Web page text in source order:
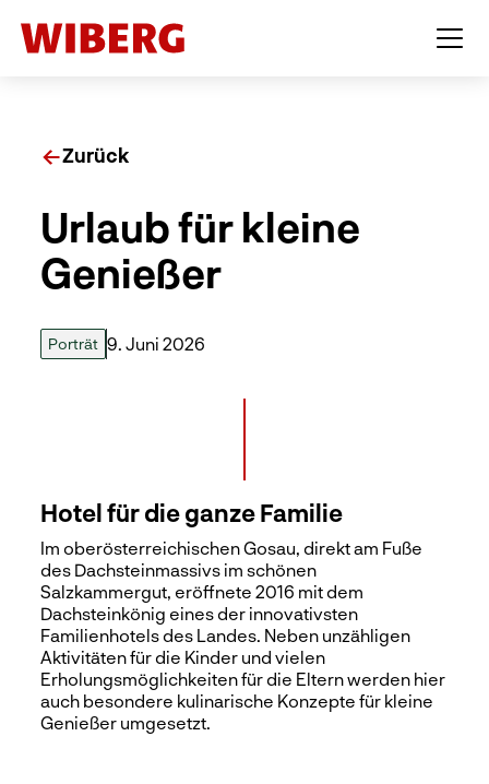
Zurück
Urlaub für kleine
Genießer
Porträt 9. Juni 2026
Hotel für die ganze Familie
Im oberösterreichischen Gosau, direkt am Fuße
des Dachsteinmassivs im schönen
Salzkammergut, eröffnete 2016 mit dem
Dachsteinkönig eines der innovativsten
Familienhotels des Landes. Neben unzähligen
Aktivitäten für die Kinder und vielen
Erholungsmöglichkeiten für die Eltern werden hier
auch besondere kulinarische Konzepte für kleine
Genießer umgesetzt.